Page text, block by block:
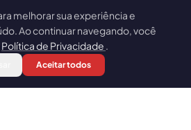
para fotografias e para se
andina sem sair da cidade. O
natural do Cerro e a
ao horizonte é um dos
do tour.
melhorar sua experiência e
Ao continuar navegando, você
Política de Privacidade .
Aceitar todos